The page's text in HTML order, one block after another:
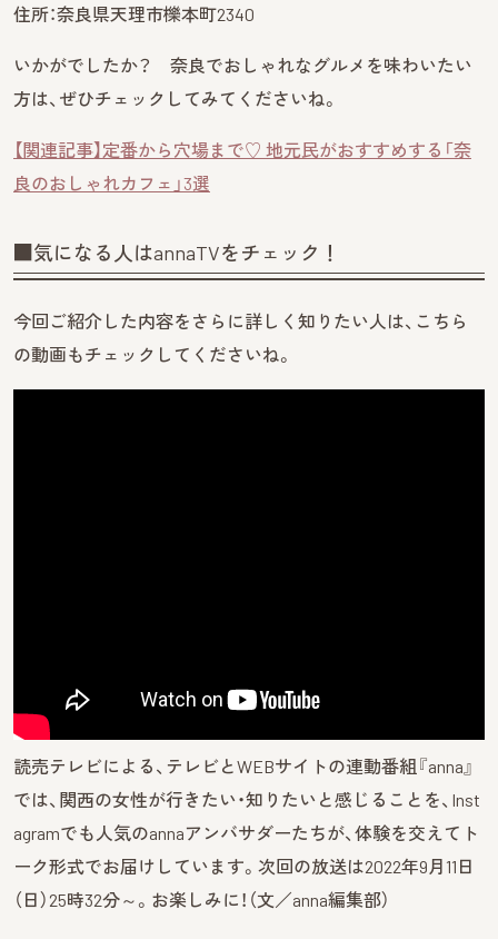
住所：奈良県天理市櫟本町2340
いかがでしたか？ 奈良でおしゃれなグルメを味わいたい
方は、ぜひチェックしてみてくださいね。
【関連記事】定番から穴場まで♡ 地元民がおすすめする「奈
良のおしゃれカフェ」3選
■気になる人はannaTVをチェック！
今回ご紹介した内容をさらに詳しく知りたい人は、こちら
の動画もチェックしてくださいね。
読売テレビによる、テレビとWEBサイトの連動番組『anna』
では、関西の女性が行きたい・知りたいと感じることを、Inst
agramでも人気のannaアンバサダーたちが、体験を交えてト
ーク形式でお届けしています。次回の放送は2022年9月11日
（日）25時32分～。お楽しみに！（文／anna編集部）